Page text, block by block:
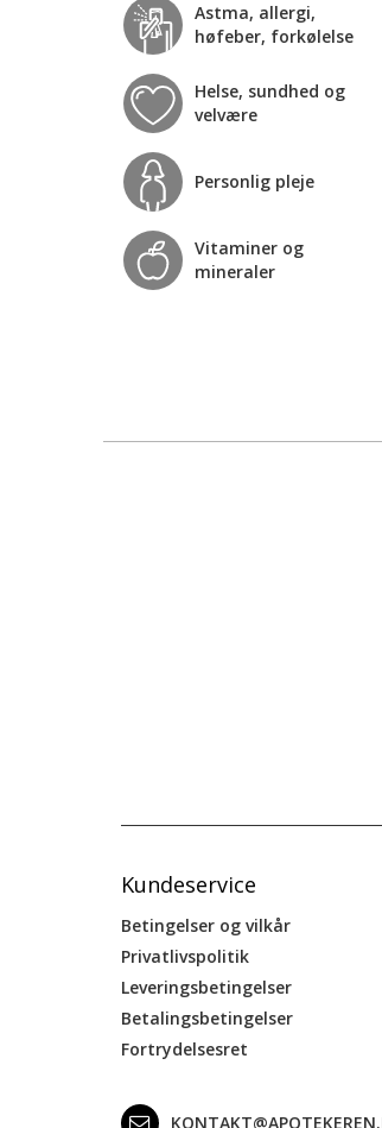
Astma, allergi,
høfeber, forkølelse
Helse, sundhed og
velvære
Personlig pleje
Vitaminer og
mineraler
Kundeservice
Betingelser og vilkår
Privatlivspolitik
Leveringsbetingelser
Betalingsbetingelser
Fortrydelsesret